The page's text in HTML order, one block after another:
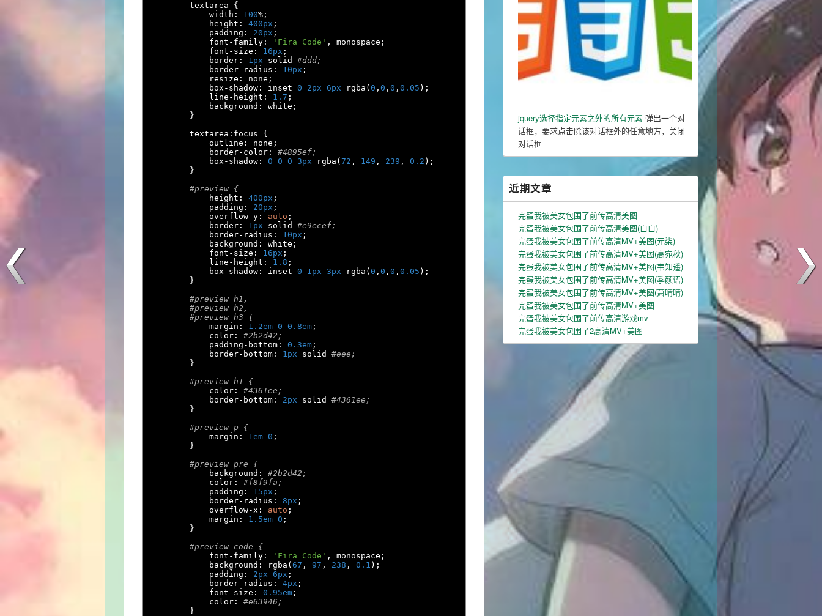
        textarea
{
            width
: 100%;
            height
: 400px ;
            padding
: 20px ;
            font
- family : 'Fira Code' , monospace ;
            font
- size : 16px ;
            border
: 1px solid #ddd;
            border
- radius : 10px ;
            resize
: none ;
            box
- shadow : inset 0 2px 6px rgba ( 0 , 0 , 0 , 0.05 );
            line
- height : 1.7 ;
            background
: white ;
}
        textarea
: focus {
            outline
: none ;
            border
- color :
#4895ef;
            box
- shadow : 0 0 0 3px rgba ( 72 , 149 , 239 , 0.2 );
}
#preview {
            height
: 400px ;
            padding
: 20px ;
            overflow
-y : auto ;
            border
: 1px solid #e9ecef;
            border
- radius : 10px ;
            background
: white ;
            font
- size : 16px ;
            line
- height : 1.8 ;
            box
- shadow : inset 0 1px 3px rgba ( 0 , 0 , 0 , 0.05 );
}
#preview h1,
#preview h2,
#preview h3 {
            margin
: 1.2em 0 0.8em ;
            color
:
#2b2d42;
            padding
- bottom : 0.3em ;
            border
- bottom : 1px solid #eee;
}
#preview h1 {
            color
:
#4361ee;
            border
- bottom : 2px solid #4361ee;
}
#preview p {
            margin
: 1em 0 ;
}
#preview pre {
            background
:
#2b2d42;
            color
:
#f8f9fa;
            padding
: 15px ;
            border
- radius : 8px ;
            overflow
-x : auto ;
            margin
: 1.5em 0 ;
}
#preview code {
            font
- family : 'Fira Code' , monospace ;
            background
: rgba ( 67 , 97 , 238 , 0.1 );
            padding
: 2px 6px ;
            border
- radius : 4px ;
            font
- size : 0.95em ;
            color
:
#e63946;
}
jquery选择指定元素之外的所有元素 弹出一个对
话框，要求点击除该对话框外的任意地方，关闭
对话框
近期文章
完蛋我被美女包围了前传高清美图
完蛋我被美女包围了前传高清美图(白白)
完蛋我被美女包围了前传高清MV+美图(元柒)
完蛋我被美女包围了前传高清MV+美图(高宛秋)
完蛋我被美女包围了前传高清MV+美图(韦知遥)
完蛋我被美女包围了前传高清MV+美图(季颜语)
完蛋我被美女包围了前传高清MV+美图(萧晴晴)
完蛋我被美女包围了前传高清MV+美图
完蛋我被美女包围了前传高清游戏mv
完蛋我被美女包围了2高清MV+美图